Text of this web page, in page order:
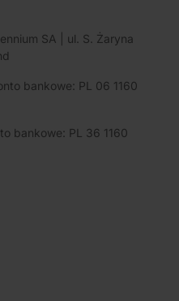
SA | ul. S. Żaryna
bankowe: PL 06 1160
bankowe: PL 36 1160